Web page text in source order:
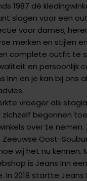
1987 dé
slagen voor een
voor dames,
merken en stijlen
complete outfit te
en persoonlijk
Inn en je kan bij ons
vroeger als
zichzelf begonnen
over te nemen.
Oost-
wij het nu kennen.
is Jeans Inn
In 2018 startte